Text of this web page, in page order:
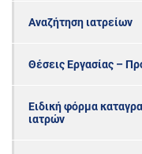
Αναζήτηση ιατρείων
Θέσεις Εργασίας –
Ειδική φόρμα
ιατρών